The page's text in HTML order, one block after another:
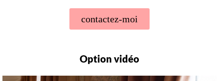
contactez-moi
Option vidéo